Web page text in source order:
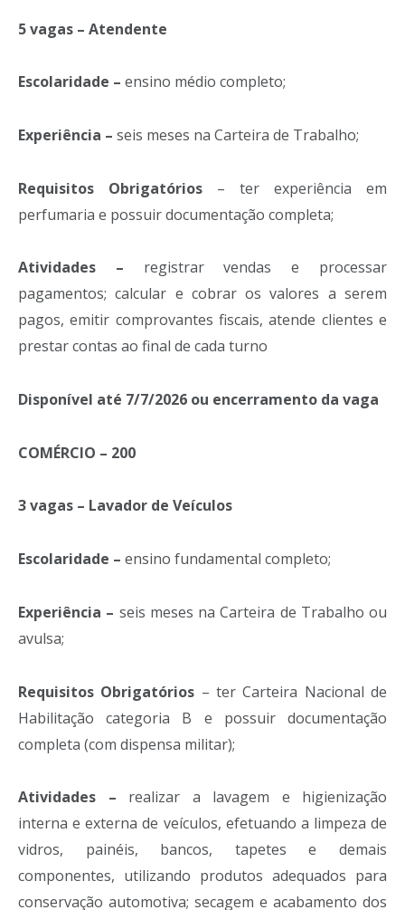
5 vagas – Atendente
Escolaridade – ensino médio completo;
Experiência – seis meses na Carteira de Trabalho;
Requisitos Obrigatórios – ter experiência em
perfumaria e possuir documentação completa;
Atividades – registrar vendas e processar
pagamentos; calcular e cobrar os valores a serem
pagos, emitir comprovantes fiscais, atende clientes e
prestar contas ao final de cada turno
Disponível até 7/7/2026 ou encerramento da vaga
COMÉRCIO – 200
3 vagas – Lavador de Veículos
Escolaridade – ensino fundamental completo;
Experiência – seis meses na Carteira de Trabalho ou
avulsa;
Requisitos Obrigatórios – ter Carteira Nacional de
Habilitação categoria B e possuir documentação
completa (com dispensa militar);
Atividades – realizar a lavagem e higienização
interna e externa de veículos, efetuando a limpeza de
vidros, painéis, bancos, tapetes e demais
componentes, utilizando produtos adequados para
conservação automotiva; secagem e acabamento dos